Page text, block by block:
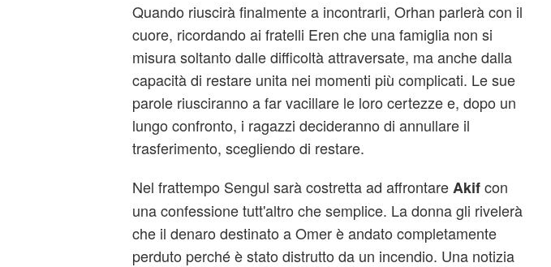
Quando riuscirà finalmente a incontrarli, Orhan parlerà con il
cuore, ricordando ai fratelli Eren che una famiglia non si
misura soltanto dalle difficoltà attraversate, ma anche dalla
capacità di restare unita nei momenti più complicati. Le sue
parole riusciranno a far vacillare le loro certezze e, dopo un
lungo confronto, i ragazzi decideranno di annullare il
trasferimento, scegliendo di restare.
Nel frattempo Sengul sarà costretta ad affrontareAkifcon
una confessione tutt'altro che semplice. La donna gli rivelerà
che il denaro destinato a Omer è andato completamente
perduto perché è stato distrutto da un incendio. Una notizia